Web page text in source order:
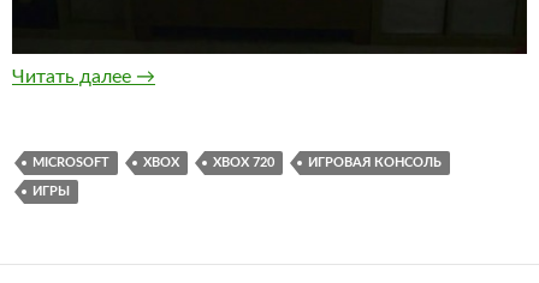
Читать далее Microsoft продемонстрировала игровую
→
MICROSOFT XBOX XBOX 720 ИГРОВАЯ КОНСОЛЬ
ИГРЫ